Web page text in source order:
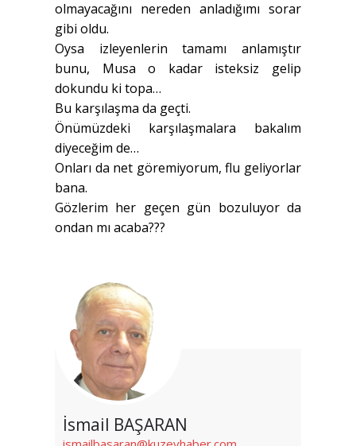
olmayacağını nereden anladığımı sorar
gibi oldu.
Oysa izleyenlerin tamamı anlamıştır
bunu, Musa o kadar isteksiz gelip
dokundu ki topa…
Bu karşılaşma da geçti.
Önümüzdeki karşılaşmalara bakalım
diyeceğim de…
Onları da net göremiyorum, flu geliyorlar
bana.
Gözlerim her geçen gün bozuluyor da
ondan mı acaba???
İsmail BAŞARAN